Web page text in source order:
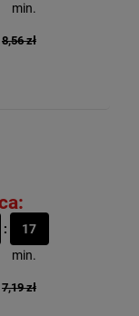
min.
8,56 zł
17
min.
7,19 zł